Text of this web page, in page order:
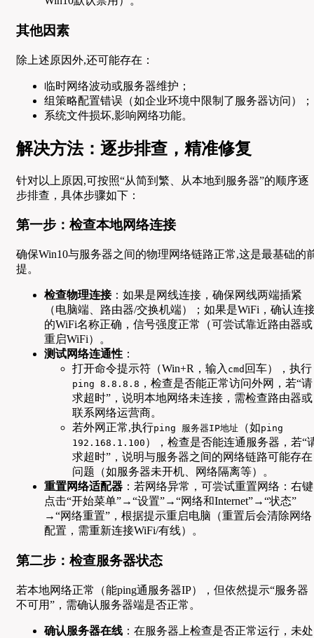
其他因素
除上述原因外,还可能存在：
临时网络波动或服务器维护；
组策略配置错误（如企业环境中限制了服务器访问）；
系统文件损坏,影响网络功能。
解决方法：逐步排查，精准修复
针对以上原因,可按照“从简到繁、从本地到服务器”的顺序逐
步排查，具体步骤如下：
第一步：检查本地网络连接
确保Win10与服务器之间的物理网络链路正常,这是最基础的
提。
检查物理连接：如果是网线连接，确保网线两端插紧
（电脑端、路由器/交换机端）；如果是WiFi，确认连
的WiFi名称正确，信号强度正常（可尝试靠近路由器或
重启WiFi）。
测试网络连通性 ：
打开命令提示符（Win+R，输入 cmd 回车），执行
ping 8.8.8.8 ，检查是否能正常访问外网，若“请
求超时”，说明本地网络未连接，需检查路由器或
联系网络运营商。
若外网正常,执行ping 服务器IP地址 （如ping
192.168.1.100 ），检查是否能连通服务器，若“
求超时”，说明与服务器之间的网络链路可能存在
问题（如服务器未开机、网络隔离等）。
重置网络适配器 ：若网络异常，可尝试重置网络：右键
点击“开始菜单”→“设置”→“网络和Internet”→“状态”
→“网络重置”，根据提示重启电脑（重置后会清除网络
配置，需重新连接WiFi/有线）。
第二步：检查服务器状态
若本地网络正常（能ping通服务器IP），但依然提示“服务器
不可用”，需确认服务器端是否正常。
确认服务器在线 ：在服务器上检查是否正常运行，未处